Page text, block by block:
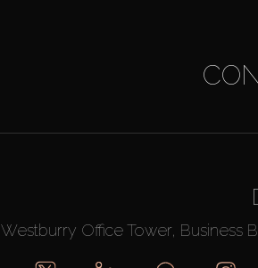
Office Tower, Business